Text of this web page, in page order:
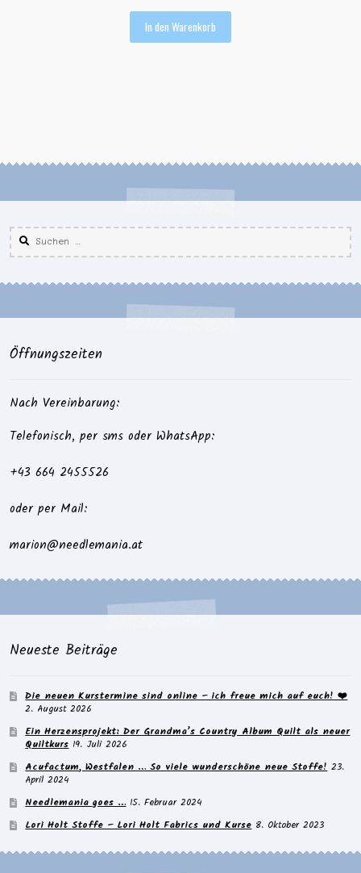
In den Warenkorb
Suchen
nach:
Öffnungszeiten
Nach Vereinbarung:
Telefonisch, per sms oder WhatsApp:
+43 664 2455526
oder per Mail:
marion@needlemania.at
Neueste Beiträge
Die neuen Kurstermine sind online – ich freue mich auf euch! ❤️
2. August 2026
Ein Herzensprojekt: Der Grandma’s Country Album Quilt als neuer
Quiltkurs 19. Juli 2026
Acufactum, Westfalen … So viele wunderschöne neue Stoffe! 23.
April 2024
Needlemania goes … 15. Februar 2024
Lori Holt Stoffe – Lori Holt Fabrics und Kurse 8. Oktober 2023